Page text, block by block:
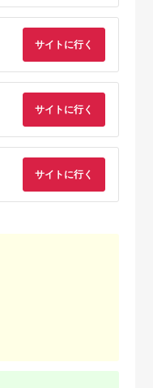
サイトに行く
サイトに行く
サイトに行く